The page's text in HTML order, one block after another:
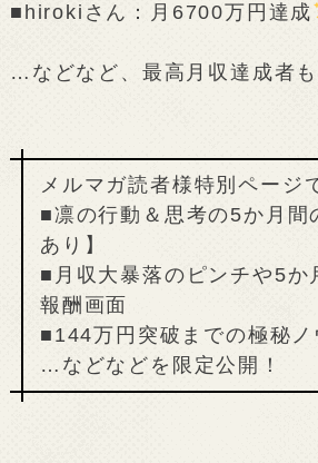
■hirokiさん：月6700万円達成
…などなど、最高月収達成者
メルマガ読者様特別ページ
■凛の行動＆思考の5か月間
あり】
■月収大暴落のピンチや5か
報酬画面
■144万円突破までの極秘ノ
…などなどを限定公開！